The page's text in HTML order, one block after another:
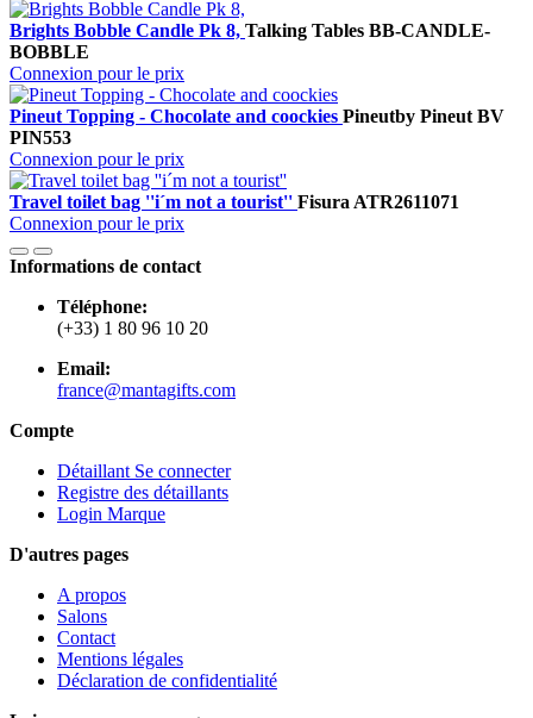
Brights Bobble Candle Pk 8, Talking Tables BB-CANDLE-
BOBBLE
Connexion pour le prix
Pineut Topping - Chocolate and coockies Pineutby Pineut BV
PIN553
Connexion pour le prix
Travel toilet bag ''i´m not a tourist'' Fisura ATR2611071
Connexion pour le prix
Informations de contact
Téléphone:
(+33) 1 80 96 10 20
Email:
france@mantagifts.com
Compte
Détaillant Se connecter
Registre des détaillants
Login Marque
D'autres pages
A propos
Salons
Contact
Mentions légales
Déclaration de confidentialité